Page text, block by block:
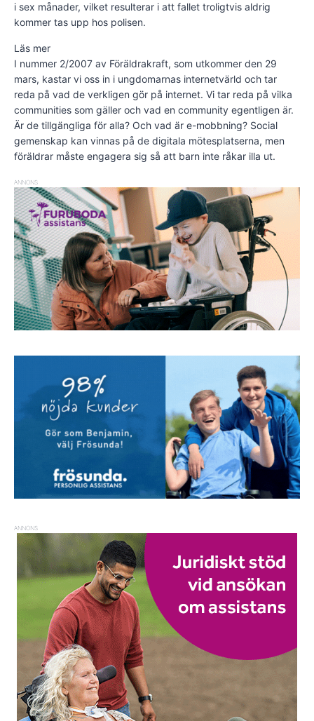
i sex månader, vilket resulterar i att fallet troligtvis aldrig
kommer tas upp hos polisen.
Läs mer
I nummer 2/2007 av Föräldrakraft, som utkommer den 29
mars, kastar vi oss in i ungdomarnas internetvärld och tar
reda på vad de verkligen gör på internet. Vi tar reda på vilka
communities som gäller och vad en community egentligen är.
Är de tillgängliga för alla? Och vad är e-mobbning? Social
gemenskap kan vinnas på de digitala mötesplatserna, men
föräldrar måste engagera sig så att barn inte råkar illa ut.
ANNONS
ANNONS